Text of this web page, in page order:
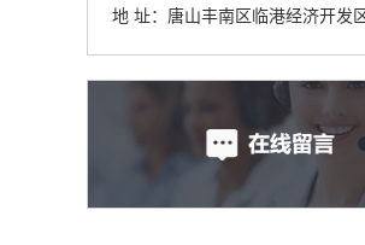
地 址：唐山丰南区临港经济开发